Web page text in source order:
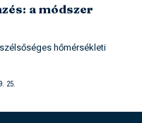
a módszer
hőmérsékleti
25.